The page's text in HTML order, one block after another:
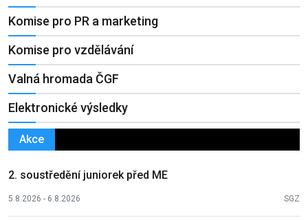
Komise pro PR a marketing
Komise pro vzdělávání
Valná hromada ČGF
Elektronické výsledky
Akce
2. soustředění juniorek před ME
5.8.2026 - 6.8.2026 SGZ